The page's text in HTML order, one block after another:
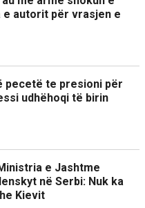
autorit për vrasjen e
pecetë te presioni për
udhëhoqi të birin
e Jashtme
në Serbi: Nuk ka
Kievit